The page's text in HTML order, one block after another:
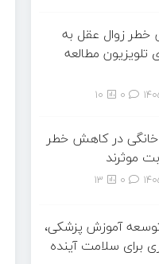
خطر زوال عقل به
تلویزیون مطالعه
10
در کاهش خطر
موثرند
13
آموزش پزشکی،
برای سلامت آینده